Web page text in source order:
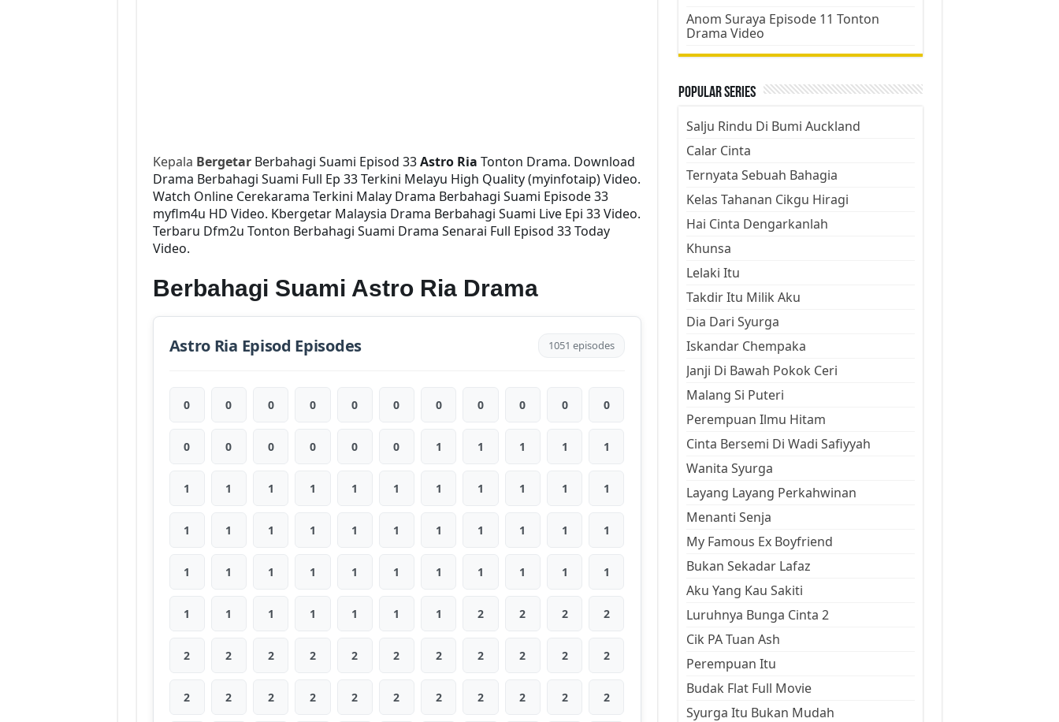
Kepala BergetarBerbahagi Suami Episod 33Astro Ria Tonton Drama. Download
Drama Berbahagi Suami Full Ep 33 Terkini Melayu High Quality (myinfotaip) Video.
Watch Online Cerekarama Terkini Malay Drama Berbahagi Suami Episode 33
myflm4u HD Video. Kbergetar Malaysia Drama Berbahagi Suami Live Epi 33 Video.
Terbaru Dfm2u Tonton Berbahagi Suami Drama Senarai Full Episod 33 Today
Video.
Berbahagi Suami Astro Ria Drama
Astro Ria Episod Episodes 1051 episodes
0 0 0 0 0 0 0 0 0 0 0
0 0 0 0 0 0 1 1 1 1 1
1 1 1 1 1 1 1 1 1 1 1
1 1 1 1 1 1 1 1 1 1 1
1 1 1 1 1 1 1 1 1 1 1
1 1 1 1 1 1 1 2 2 2 2
2 2 2 2 2 2 2 2 2 2 2
2 2 2 2 2 2 2 2 2 2 2
Anom Suraya Episode 11 Tonton
Drama Video
Popular Series
Salju Rindu Di Bumi Auckland
Calar Cinta
Ternyata Sebuah Bahagia
Kelas Tahanan Cikgu Hiragi
Hai Cinta Dengarkanlah
Khunsa
Lelaki Itu
Takdir Itu Milik Aku
Dia Dari Syurga
Iskandar Chempaka
Janji Di Bawah Pokok Ceri
Malang Si Puteri
Perempuan Ilmu Hitam
Cinta Bersemi Di Wadi Safiyyah
Wanita Syurga
Layang Layang Perkahwinan
Menanti Senja
My Famous Ex Boyfriend
Bukan Sekadar Lafaz
Aku Yang Kau Sakiti
Luruhnya Bunga Cinta 2
Cik PA Tuan Ash
Perempuan Itu
Budak Flat Full Movie
Syurga Itu Bukan Mudah